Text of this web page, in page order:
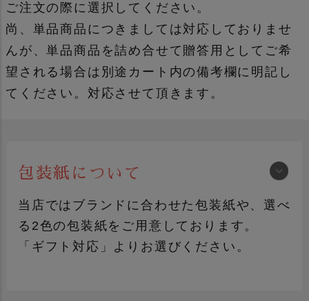
ご注文の際に選択してください。
尚、単品商品につきましては対応しておりませ
んが、単品商品を詰め合せて贈答用としてご希
望される場合は別途カート内の備考欄に明記し
てください。対応させて頂きます。
包装紙について
当店ではブランドに合わせた包装紙や、選べ
る2色の包装紙をご用意しております。
「ギフト対応」よりお選びください。